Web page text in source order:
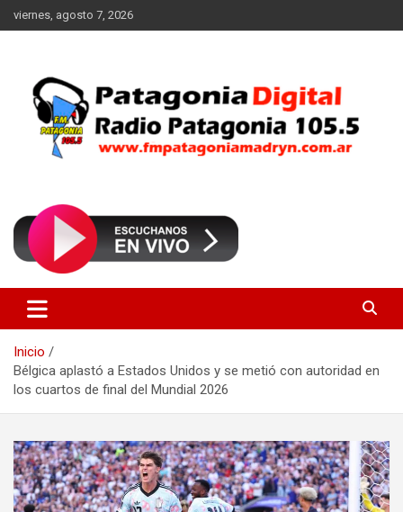
Saltar
al
viernes, agosto 7, 2026
FM Patagonia Madryn
Inicio
Bélgica aplastó a Estados Unidos y se metió con autoridad en
los cuartos de final del Mundial 2026